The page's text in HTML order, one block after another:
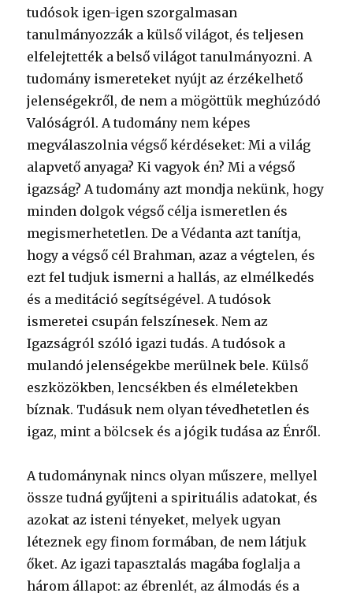
tudósok igen-igen szorgalmasan
tanulmányozzák a külső világot, és teljesen
elfelejtették a belső világot tanulmányozni. A
tudomány ismereteket nyújt az érzékelhető
jelenségekről, de nem a mögöttük meghúzódó
Valóságról. A tudomány nem képes
megválaszolnia végső kérdéseket: Mi a világ
alapvető anyaga? Ki vagyok én? Mi a végső
igazság? A tudomány azt mondja nekünk, hogy
minden dolgok végső célja ismeretlen és
megismerhetetlen. De a Védanta azt tanítja,
hogy a végső cél Brahman, azaz a végtelen, és
ezt fel tudjuk ismerni a hallás, az elmélkedés
és a meditáció segítségével. A tudósok
ismeretei csupán felszínesek. Nem az
Igazságról szóló igazi tudás. A tudósok a
mulandó jelenségekbe merülnek bele. Külső
eszközökben, lencsékben és elméletekben
bíznak. Tudásuk nem olyan tévedhetetlen és
igaz, mint a bölcsek és a jógik tudása az Énről.
A tudománynak nincs olyan műszere, mellyel
össze tudná gyűjteni a spirituális adatokat, és
azokat az isteni tényeket, melyek ugyan
léteznek egy finom formában, de nem látjuk
őket. Az igazi tapasztalás magába foglalja a
három állapot: az ébrenlét, az álmodás és a